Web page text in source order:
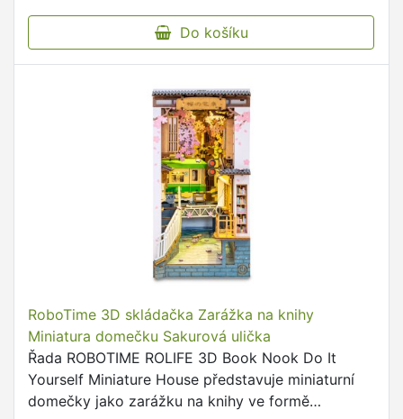
Do košíku
RoboTime 3D skládačka Zarážka na knihy
Miniatura domečku Sakurová ulička
Řada ROBOTIME ROLIFE 3D Book Nook Do It
Yourself Miniature House představuje miniaturní
domečky jako zarážku na knihy ve formě